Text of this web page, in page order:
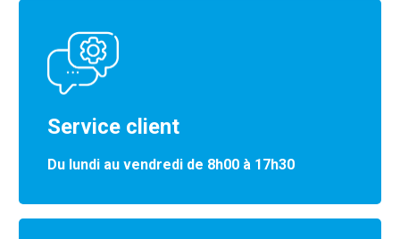
Service client
Du lundi au vendredi de 8h00 à 17h30